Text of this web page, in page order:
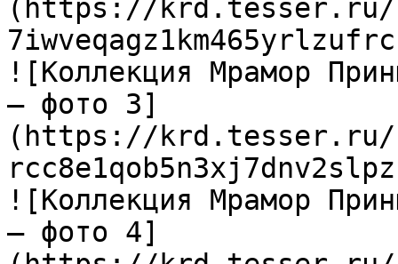
(https://krd.tesser.ru/
![Коллекция Мрамор
— фото 3]
(https://krd.tesser.ru/
![Коллекция Мрамор
— фото 4]